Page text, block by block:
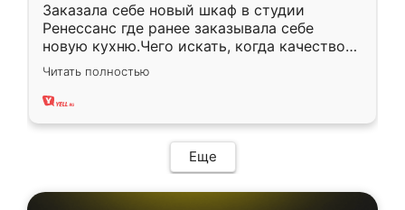
Заказала себе новый шкаф в студии
Ренессанс где ранее заказывала себе
новую кухню.Чего искать, когда качеством
вполне довольна. Служит кухня уже почти
два года, нареканий нет.
Читать полностью
Еще